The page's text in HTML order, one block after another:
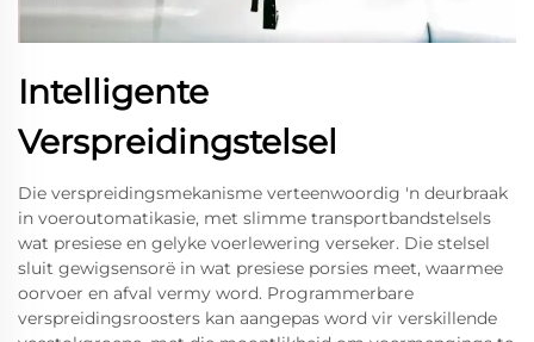
Intelligente
Verspreidingstelsel
Die verspreidingsmekanisme verteenwoordig 'n deurbraak
in voeroutomatikasie, met slimme transportbandstelsels
wat presiese en gelyke voerlewering verseker. Die stelsel
sluit gewigsensorë in wat presiese porsies meet, waarmee
oorvoer en afval vermy word. Programmerbare
verspreidingsroosters kan aangepas word vir verskillende